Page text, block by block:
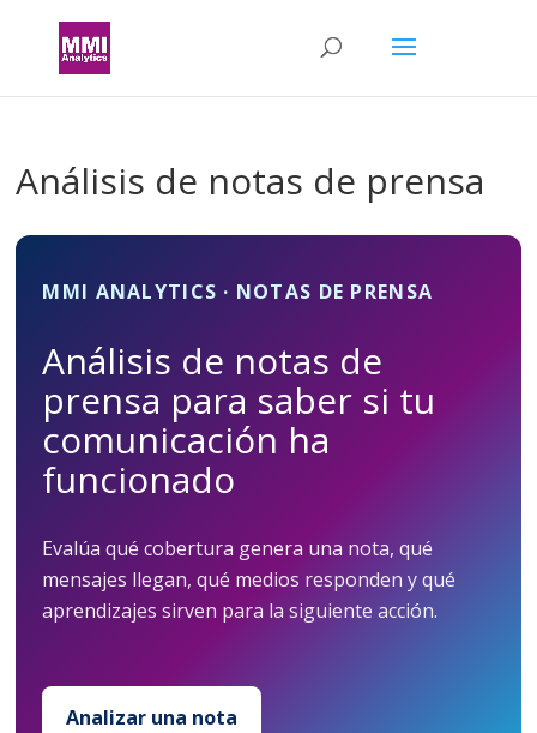
Análisis de notas de prensa
MMI ANALYTICS · NOTAS DE PRENSA
Análisis de notas de
prensa para saber si tu
comunicación ha
funcionado
Evalúa qué cobertura genera una nota, qué
mensajes llegan, qué medios responden y qué
aprendizajes sirven para la siguiente acción.
Analizar una nota